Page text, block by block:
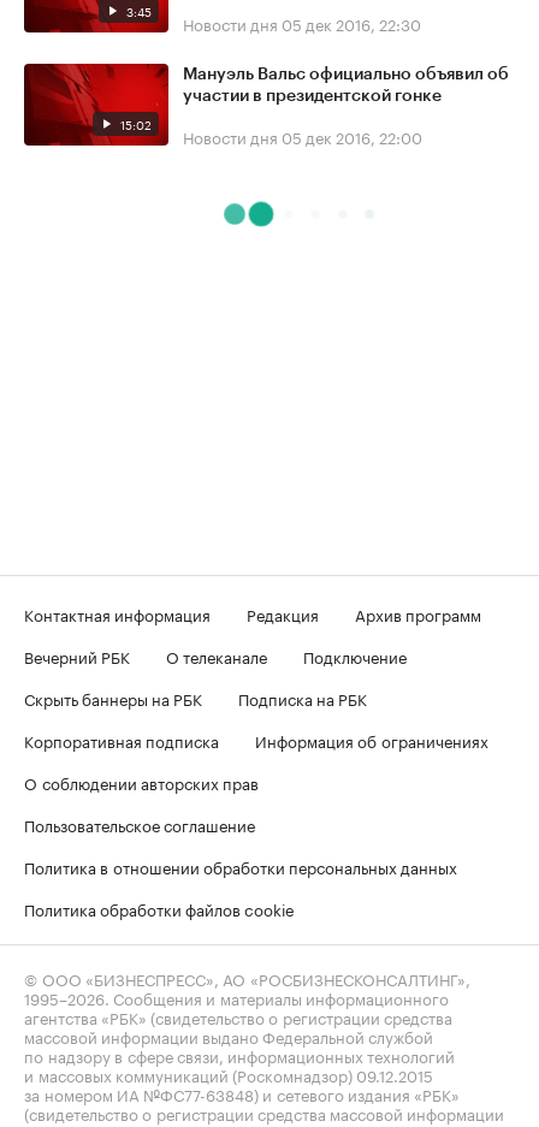
3:45 Новости дня 05 дек 2016, 22:30
15:02
Мануэль Вальс официально объявил об
участии в президентской гонке
Новости дня 05 дек 2016, 22:00
Контактная информация Редакция
Архив программ
Вечерний РБК
О телеканале
Подключение
Скрыть баннеры на РБК
Подписка на РБК
Корпоративная подписка
Информация об ограничениях
О соблюдении авторских прав
Пользовательское соглашение
Политика в отношении обработки персональных данных
Политика обработки файлов cookie
© ООО «БИЗНЕСПРЕСС», АО «РОСБИЗНЕСКОНСАЛТИНГ»,
1995–2026. Сообщения и материалы информационного
агентства «РБК» (свидетельство о регистрации средства
массовой информации выдано Федеральной службой
по надзору в сфере связи, информационных технологий
и массовых коммуникаций (Роскомнадзор) 09.12.2015
за номером ИА №ФС77-63848) и сетевого издания «РБК»
(свидетельство о регистрации средства массовой информации